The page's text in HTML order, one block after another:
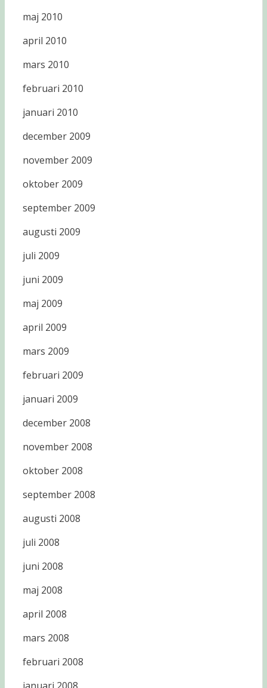
maj 2010
april 2010
mars 2010
februari 2010
januari 2010
december 2009
november 2009
oktober 2009
september 2009
augusti 2009
juli 2009
juni 2009
maj 2009
april 2009
mars 2009
februari 2009
januari 2009
december 2008
november 2008
oktober 2008
september 2008
augusti 2008
juli 2008
juni 2008
maj 2008
april 2008
mars 2008
februari 2008